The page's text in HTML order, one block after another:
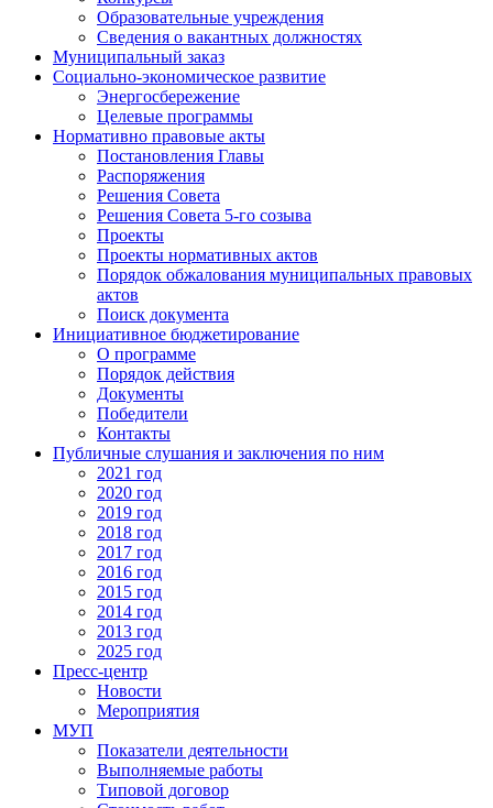
Образовательные учреждения
Сведения о вакантных должностях
Муниципальный заказ
Социально-экономическое развитие
Энергосбережение
Целевые программы
Нормативно правовые акты
Постановления Главы
Распоряжения
Решения Совета
Решения Совета 5-го созыва
Проекты
Проекты нормативных актов
Порядок обжалования муниципальных правовых
актов
Поиск документа
Инициативное бюджетирование
О программе
Порядок действия
Документы
Победители
Контакты
Публичные слушания и заключения по ним
2021 год
2020 год
2019 год
2018 год
2017 год
2016 год
2015 год
2014 год
2013 год
2025 год
Пресс-центр
Новости
Мероприятия
МУП
Показатели деятельности
Выполняемые работы
Типовой договор